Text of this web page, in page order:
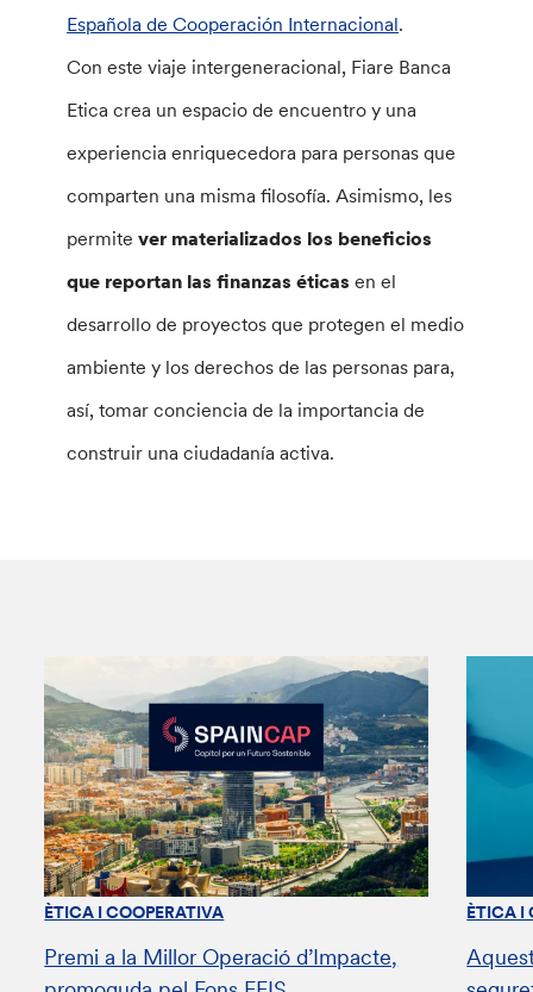
Española de Cooperación Internacional.
Con este viaje intergeneracional, Fiare Banca
Etica crea un espacio de encuentro y una
experiencia enriquecedora para personas que
comparten una misma filosofía. Asimismo, les
permitever materializados los beneficios
que reportan las finanzas éticasen el
desarrollo de proyectos que protegen el medio
ambiente y los derechos de las personas para,
así, tomar conciencia de la importancia de
construir una ciudadanía activa.
ÈTICA I COOPERATIVA
Premi a la Millor Operació d’Impacte,
ÈTICA I